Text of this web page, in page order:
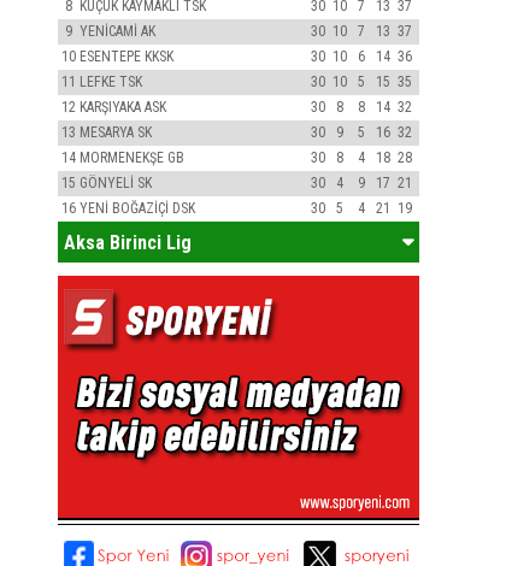
8 KÜÇÜK KAYMAKLI TSK 30 10 7 13 37
9 YENİCAMİ AK 30 10 7 13 37
10 ESENTEPE KKSK 30 10 6 14 36
11 LEFKE TSK 30 10 5 15 35
12 KARŞIYAKA ASK 30 8 8 14 32
13 MESARYA SK 30 9 5 16 32
14 MORMENEKŞE GB 30 8 4 18 28
15 GÖNYELİ SK 30 4 9 17 21
16 YENİ BOĞAZİÇİ DSK 30 5 4 21 19
Aksa Birinci Lig